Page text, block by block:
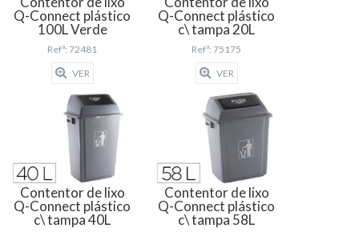
Q-Connect plástico
100L Verde
Refª: 72481
VER
Q-Connect plástico
c\ tampa 20L
Refª: 75175
VER
Contentor de lixo
Q-Connect plástico
c\ tampa 40L
Contentor de lixo
Q-Connect plástico
c\ tampa 58L